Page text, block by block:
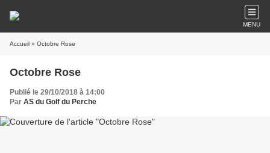
MENU
Accueil » Octobre Rose
Octobre Rose
Publié le 29/10/2018 à 14:00
Par AS du Golf du Perche